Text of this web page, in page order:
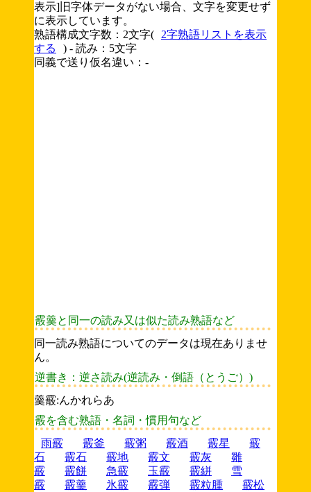
表示]旧字体データがない場合、文字を変更せず
に表示しています。
熟語構成文字数：2文字(
2字熟語リストを表示
する
) - 読み：5文字
同義で送り仮名違い：-
霰羹と同一の読み又は似た読み熟語など
同一読み熟語についてのデータは現在ありませ
ん。
逆書き：逆さ読み(逆読み・倒語（とうご）)
羹霰:んかれらあ
霰を含む熟語・名詞・慣用句など
雨霰
霰釜 霰粥 霰酒 霰星
霰
石
霰石 霰地 霰文 霰灰
雛
霰
霰餅 急霰 玉霰 霰絣
雪
霰
霰羹 氷霰 霰弾 霰粒腫
霰松